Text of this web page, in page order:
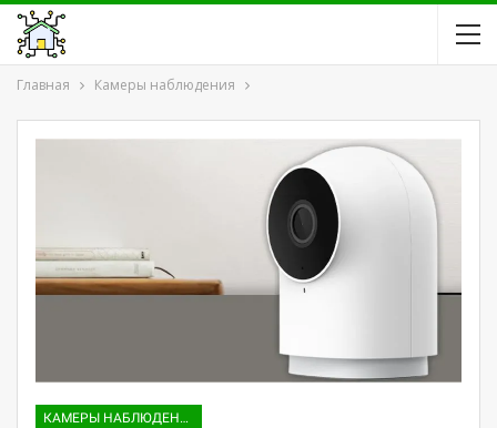
Главная Камеры наблюдения
КАМЕРЫ НАБЛЮДЕНИЯ